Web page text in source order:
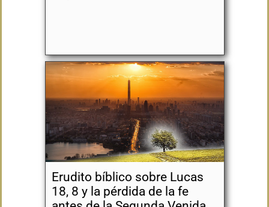
Erudito bíblico sobre Lucas
18, 8 y la pérdida de la fe